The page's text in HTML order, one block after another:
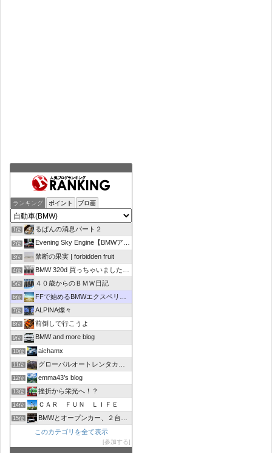
ランキング ポイント ブロ画
1位 るぱんの消息パート２
2位 Evening Sky Engine【BMWアルピナD4】
3位 禁断の果実 | forbidden fruit
4位 BMW 320d 買っちゃいました！！
5位 ４０歳からのＢＭＷ日記
6位 FFで始めるBMWエクスペリエンス
7位 ALPINA燦々
8位 前倒しで行こうよ
9位 BMW and more blog
10位 aichamx
11位 グローバルオートレンタカーブログ
12位 emma43’s blog
13位 挫折から栄光へ！？
14位 ＣＡＲ ＦＵＮ ＬＩＦＥ
15位
BMWとオープンカー、２台持ちは大変でした/GOCCHI
このカテゴリを全て表示
参加する